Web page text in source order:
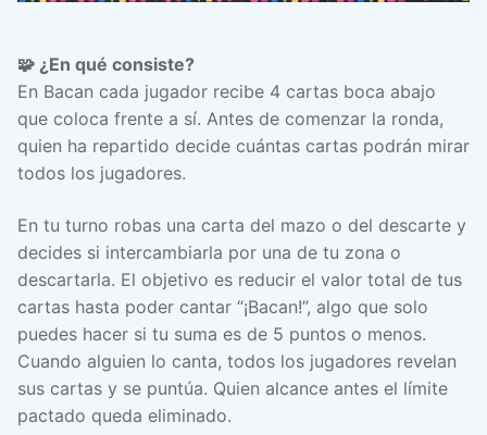
🧩 ¿En qué consiste?
En Bacan cada jugador recibe 4 cartas boca abajo
que coloca frente a sí. Antes de comenzar la ronda,
quien ha repartido decide cuántas cartas podrán mirar
todos los jugadores.
En tu turno robas una carta del mazo o del descarte y
decides si intercambiarla por una de tu zona o
descartarla. El objetivo es reducir el valor total de tus
cartas hasta poder cantar “¡Bacan!”, algo que solo
puedes hacer si tu suma es de 5 puntos o menos.
Cuando alguien lo canta, todos los jugadores revelan
sus cartas y se puntúa. Quien alcance antes el límite
pactado queda eliminado.